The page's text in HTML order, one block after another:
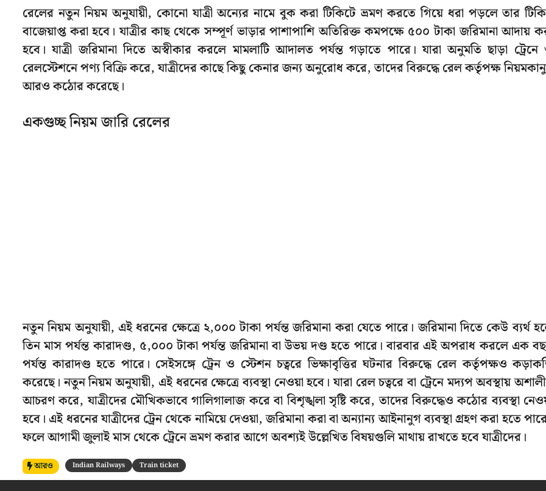
রেলের নতুন নিয়ম অনুযায়ী, কোনো যাত্রী অন্যের নামে বুক করা টিকিটে ভ্রমণ করতে গিয়ে ধরা পড়লে তার
বাজেয়াপ্ত করা হবে। যাত্রীর কাছ থেকে সম্পূর্ণ ভাড়ার পাশাপাশি অতিরিক্ত কমপক্ষে ৫০০ টাকা জরিমানা আদায়
হবে। যাত্রী জরিমানা দিতে অস্বীকার করলে মামলাটি আদালত পর্যন্ত গড়াতে পারে। যারা অনুমতি ছাড়া
রেলস্টেশনে পণ্য বিক্রি করে, যাত্রীদের কাছে কিছু কেনার জন্য অনুরোধ করে, তাদের বিরুদ্ধে রেল কর্তৃপক্ষ
আরও কঠোর করেছে।
একগুচ্ছ নিয়ম জারি রেলের
নতুন নিয়ম অনুযায়ী, এই ধরনের ক্ষেত্রে ২,০০০ টাকা পর্যন্ত জরিমানা করা যেতে পারে। জরিমানা দিতে কেউ ব্যর্থ
তিন মাস পর্যন্ত কারাদণ্ড, ৫,০০০ টাকা পর্যন্ত জরিমানা বা উভয় দণ্ড হতে পারে। বারবার এই অপরাধ করলে এক
পর্যন্ত কারাদণ্ড হতে পারে। সেইসঙ্গে ট্রেন ও স্টেশন চত্বরে ভিক্ষাবৃত্তির ঘটনার বিরুদ্ধে রেল কর্তৃপক্ষও
করেছে। নতুন নিয়ম অনুযায়ী, এই ধরনের ক্ষেত্রে ব্যবস্থা নেওয়া হবে। যারা রেল চত্বরে বা ট্রেনে মদ্যপ অবস্থায়
আচরণ করে, যাত্রীদের মৌখিকভাবে গালিগালাজ করে বা বিশৃঙ্খলা সৃষ্টি করে, তাদের বিরুদ্ধেও কঠোর ব্যবস্থা
হবে। এই ধরনের যাত্রীদের ট্রেন থেকে নামিয়ে দেওয়া, জরিমানা করা বা অন্যান্য আইনানুগ ব্যবস্থা গ্রহণ করা হতে
ফলে আগামী জুলাই মাস থেকে ট্রেনে ভ্রমণ করার আগে অবশ্যই উল্লেখিত বিষয়গুলি মাথায় রাখতে হবে যাত্রীদের।
আরও Indian Railways Train ticket